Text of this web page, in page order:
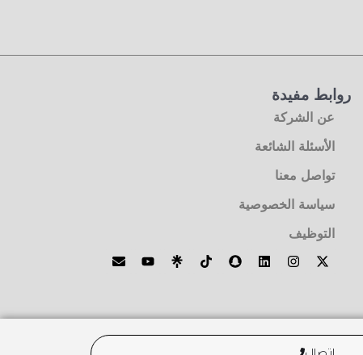
روابط مفيدة
عن الشركة
الأسئلة الشائعة
تواصل معنا
سياسة الخصوصية
التوظيف